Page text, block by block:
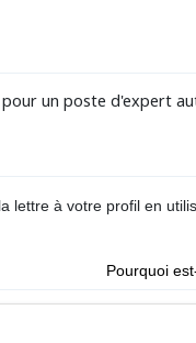
un poste d'expert
lettre à votre profil en
Pourquoi